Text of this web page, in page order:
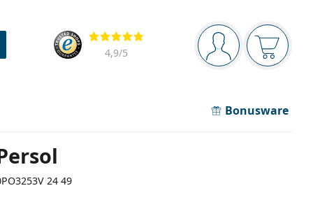
Navigationsleiste
Sie sind Der
Bewertung
4,9/5
Bonusware
24 49